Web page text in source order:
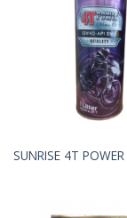
SUNRISE 4T POWER